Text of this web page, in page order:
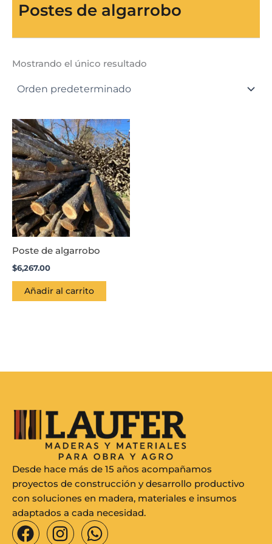
Postes de algarrobo
Mostrando el único resultado
Poste de algarrobo
$6,267.00
Añadir al carrito
Desde hace más de 15 años acompañamos
proyectos de construcción y desarrollo productivo
con soluciones en madera, materiales e insumos
adaptados a cada necesidad.
F
I
W